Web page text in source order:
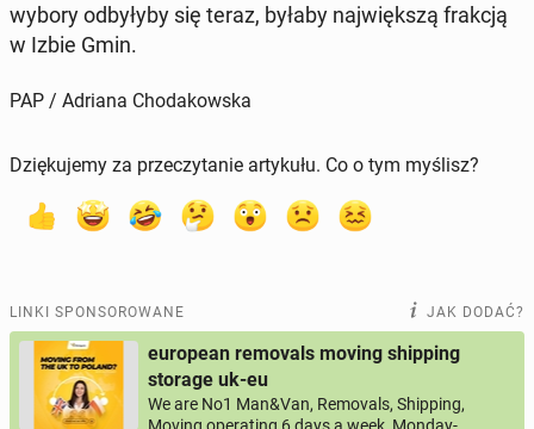
wybory od­by­ły­by się teraz, byłaby naj­więk­szą frakcją
w Izbie Gmin.
PAP / Adriana Chodakowska
Dziękujemy za przeczytanie artykułu. Co o tym myślisz?
LINKI SPONSOROWANE JAK DODAĆ?
european removals moving shipping
storage uk-eu
We are No1 Man&Van, Removals, Shipping,